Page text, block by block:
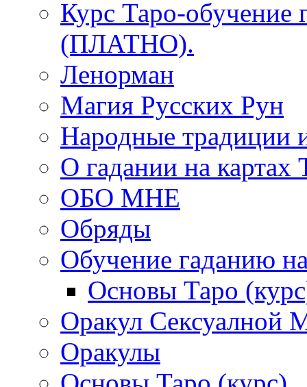
Курс Таро-обучение
(ПЛАТНО).
Ленорман
Магия Русских Рун
Народные традиции
О гадании на картах
ОБО МНЕ
Обряды
Обучение гаданию
Основы Таро
Оракул Сексуалной
Оракулы